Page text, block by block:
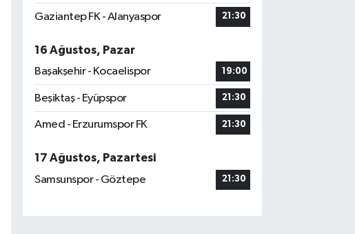
Gaziantep FK - Alanyaspor 21:30
16 Ağustos, Pazar
Başakşehir - Kocaelispor
19:00
Beşiktaş - Eyüpspor 21:30
Amed - Erzurumspor FK 21:30
17 Ağustos, Pazartesi
Samsunspor - Göztepe
21:30